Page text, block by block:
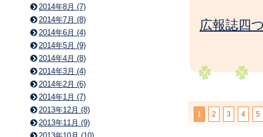
広報誌四
1 2 3 4 5
2014年8月 (7)
2014年7月 (8)
2014年6月 (4)
2014年5月 (9)
2014年4月 (8)
2014年3月 (4)
2014年2月 (6)
2014年1月 (7)
2013年12月 (8)
2013年11月 (9)